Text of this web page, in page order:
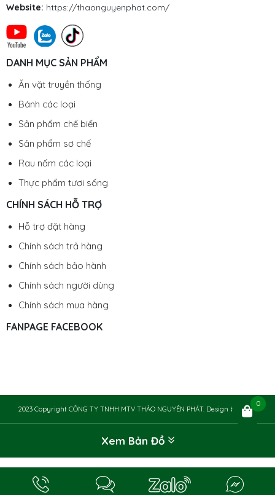
Website: https://thaonguyenphat.com/
DANH MỤC SẢN PHẨM
Ăn vặt truyền thống
Bánh các loại
Sản phẩm chế biến
Sản phẩm sơ chế
Rau nấm các loại
Thực phẩm tươi sống
CHÍNH SÁCH HỖ TRỢ
Hỗ trợ đặt hàng
Chính sách trả hàng
Chính sách bảo hành
Chính sách người dùng
Chính sách mua hàng
FANPAGE FACEBOOK
2023 Copyright CÔNG TY TNHH MTV THẢO NGUYÊN PHÁT. Design by Chily
Xem Bản Đồ
0